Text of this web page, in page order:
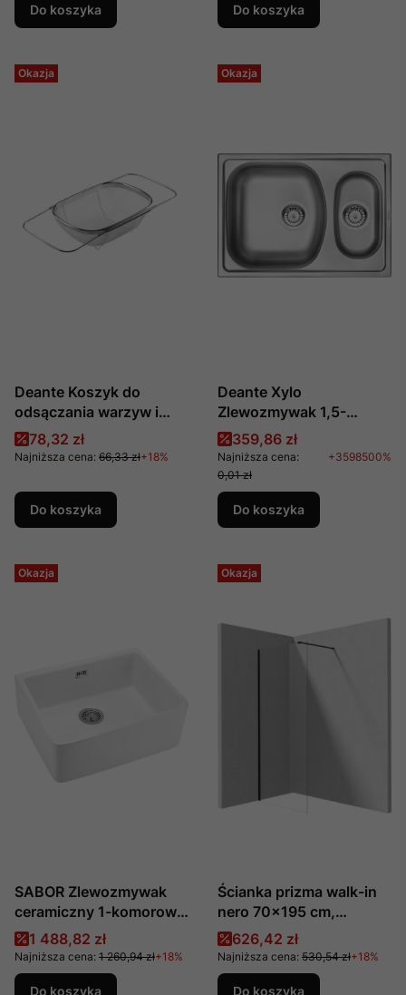
Do koszyka Do koszyka
Okazja
Deante Koszyk do
odsączania warzyw i
owoców
Cena promocyjna
78,32 zł
Najniższa cena: 66,33 zł+18%
Do koszyka
Okazja
Deante Xylo
Zlewozmywak 1,5-
komorowy bez
ociekacza - dekor
Cena promocyjna
359,86 zł
Najniższa cena:
0,01 zł
+3598500%
Do koszyka
Okazja
SABOR Zlewozmywak
ceramiczny 1-komorowy
ZCB_610K Deante
Cena promocyjna
1 488,82 zł
Najniższa cena: 1 260,94 zł+18%
Do koszyka
Okazja
Ścianka prizma walk-in
nero 70x195 cm,
producent: Deante, nr
kat.: KTJ_N37P
Cena promocyjna
626,42 zł
Najniższa cena: 530,54 zł+18%
Do koszyka